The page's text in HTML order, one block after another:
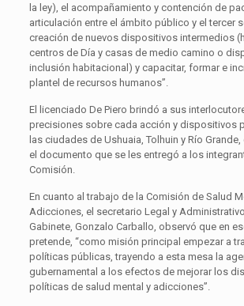
la ley), el acompañamiento y contención de
articulación entre el ámbito público y el tercer
creación de nuevos dispositivos intermedios
centros de Día y casas de medio camino o
inclusión habitacional) y capacitar, formar e
plantel de recursos humanos”.
El licenciado De Piero brindó a sus
precisiones sobre cada acción y dispositivos
las ciudades de Ushuaia, Tolhuin y Río
el documento que se les entregó a los
Comisión.
En cuanto al trabajo de la Comisión de Salud
Adicciones, el secretario Legal y
Gabinete, Gonzalo Carballo, observó que en
pretende, “como misión principal empezar a
políticas públicas, trayendo a esta mesa la
gubernamental a los efectos de mejorar los
políticas de salud mental y adicciones”.